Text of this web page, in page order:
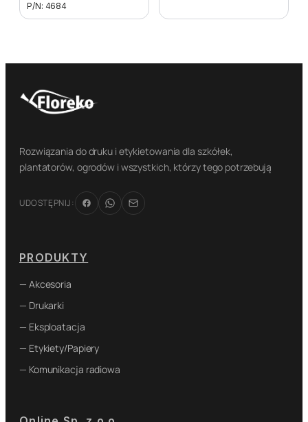
P/N: 4684
Rozwiązania do druku i etykietowania dla szkółek,
plantatorów, ogrodów i wszystkich, którzy tego potrzebują
UDOSTĘPNIJ:
PRODUKTY
— Akcesoria
— Drukarki
— Eksploatacja
— Etykiety/Papiery
— Komunikacja radiowa